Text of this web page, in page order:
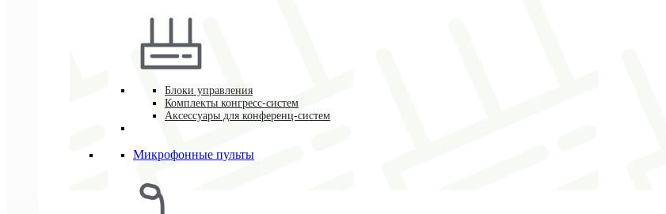
Блоки управления
Комплекты конгресс-систем
Аксессуары для конференц-систем
Микрофонные пульты